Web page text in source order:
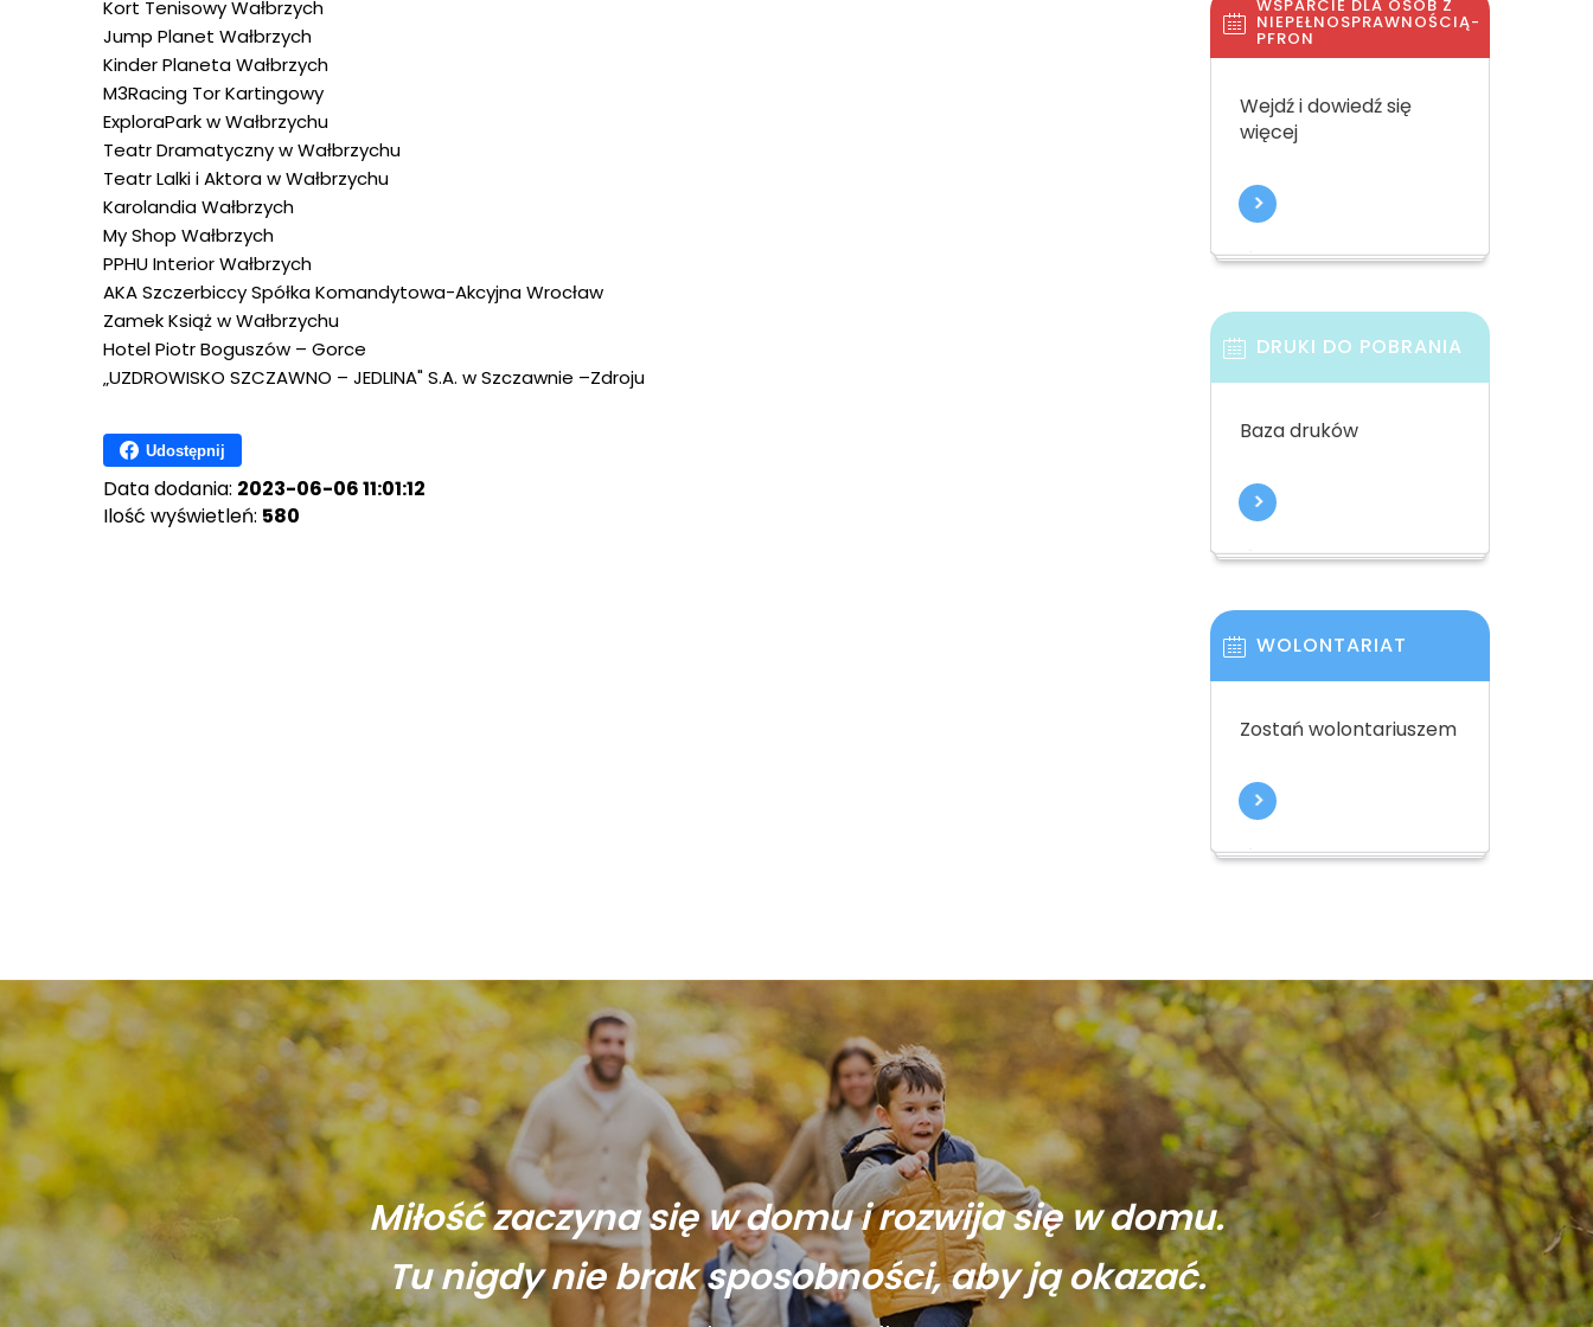
Kort Tenisowy Wałbrzych
Jump Planet Wałbrzych
Kinder Planeta Wałbrzych
M3Racing Tor Kartingowy
ExploraPark w Wałbrzychu
Teatr Dramatyczny w Wałbrzychu
Teatr Lalki i Aktora w Wałbrzychu
Karolandia Wałbrzych
My Shop Wałbrzych
PPHU Interior Wałbrzych
AKA Szczerbiccy Spółka Komandytowa-Akcyjna Wrocław
Zamek Książ w Wałbrzychu
Hotel Piotr Boguszów – Gorce
„UZDROWISKO SZCZAWNO – JEDLINA" S.A. w Szczawnie –Zdroju
Udostępnij
Data dodania: 2023-06-06 11:01:12
Ilość wyświetleń: 580
WSPARCIE DLA OSÓB Z
NIEPEŁNOSPRAWNOŚCIĄ-
PFRON
Wejdź i dowiedź się
więcej
DRUKI DO POBRANIA
Baza druków
WOLONTARIAT
Zostań wolontariuszem
Miłość zaczyna się w domu i rozwija się w domu.
Tu nigdy nie brak sposobności, aby ją okazać.